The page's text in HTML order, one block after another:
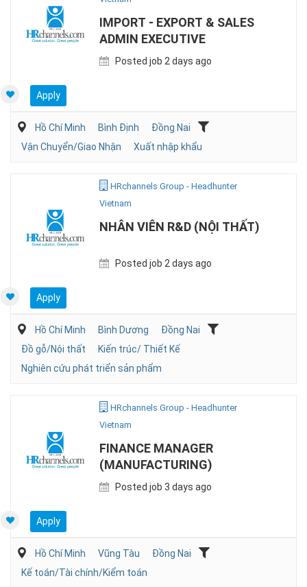
IMPORT - EXPORT & SALES
ADMIN EXECUTIVE
Posted job 2 days ago
Apply
Hồ Chí Minh Bình Định
Đồng Nai
Vận Chuyển/Giao Nhận
Xuất nhập khẩu
HRchannels Group - Headhunter
Vietnam
NHÂN VIÊN R&D (NỘI THẤT)
Posted job 2 days ago
Apply
Hồ Chí Minh Bình Dương
Đồng Nai
Đồ gỗ/Nội thất
Kiến trúc/ Thiết Kế
Nghiên cứu phát triển sản phẩm
HRchannels Group - Headhunter
Vietnam
FINANCE MANAGER
(MANUFACTURING)
Posted job 3 days ago
Apply
Hồ Chí Minh Vũng Tàu
Đồng Nai
Kế toán/Tài chính/Kiểm toán